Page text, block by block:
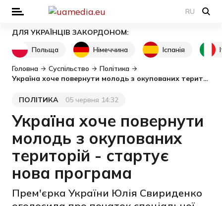
RU
ДЛЯ УКРАЇНЦІВ ЗАКОРДОНОМ:
Польща
Німеччина Іспанія
Головна Суспільство
Політика
Україна хоче повернути молодь з окупованих територій - стартує нова програма
Категорія
ПОЛІТИКА
Дата публікації05 червня 14:32
Україна хоче повернути
молодь з окупованих
територій - стартує
нова програма
Прем'єрка України Юлія Свириденко